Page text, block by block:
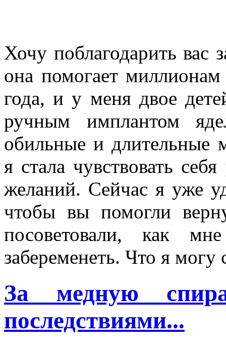
Хочу поблагодарить
она помогает
года, и у меня двое
ручным имплантом
обильные и длительные
я стала чувствовать
желаний. Сейчас я уже
чтобы вы помогли
посоветовали, как
забеременеть. Что я могу
За медную
последствиями...